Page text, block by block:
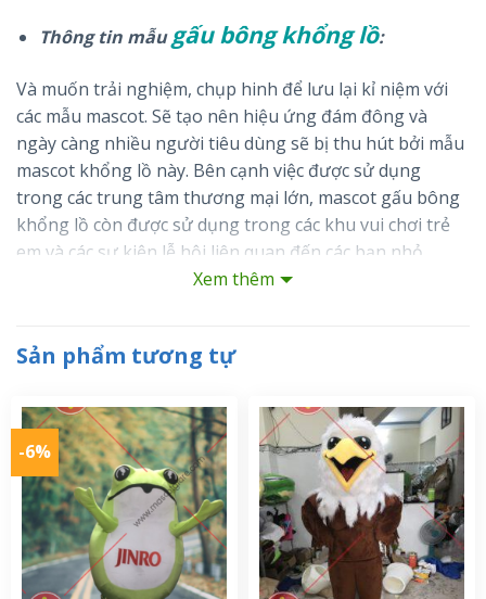
Thông tin mẫugấu bông khổng lồ:
Và muốn trải nghiệm, chụp hinh để lưu lại kỉ niệm với
các mẫu mascot. Sẽ tạo nên hiệu ứng đám đông và
ngày càng nhiều người tiêu dùng sẽ bị thu hút bởi mẫu
mascot khổng lồ này. Bên cạnh việc được sử dụng
trong các trung tâm thương mại lớn, mascot gấu bông
khổng lồ còn được sử dụng trong các khu vui chơi trẻ
em và các sự kiện lễ hội liên quan đến các bạn nhỏ.
biết rộng rãi và phổ biến hơn, đem lại hiệu quả cho cả
Xem thêm
Sản phẩm tương tự
-6%